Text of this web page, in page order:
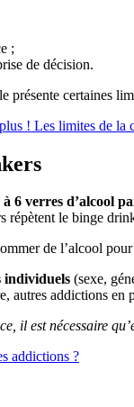
;
de décision.
présente certaines
! Les limites de la
à 6 verres d’alcool
répètent le binge
de l’alcool
individuels(sexe,
autres addictions en
il est nécessaire
addictions ?